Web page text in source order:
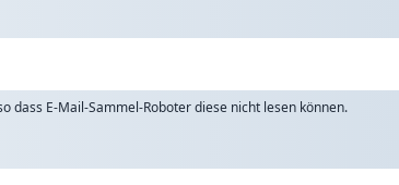
E-Mail-Sammel-Roboter diese nicht lesen können.